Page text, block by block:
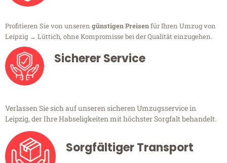
Profitieren Sie von unseren günstigen Preisenfür Ihren Umzug von
Leipzig → Lüttich, ohne Kompromisse bei der Qualität einzugehen.
Sicherer Service
Verlassen Sie sich auf unseren sicheren Umzugsservice in
Leipzig, der Ihre Habseligkeiten mit höchster Sorgfalt behandelt.
Sorgfältiger Transport